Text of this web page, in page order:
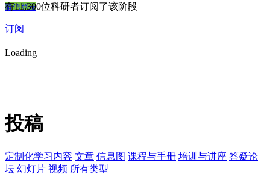
微信登录
有11,300位科研者订阅了该阶段
订阅
Loading
投稿
定制化学习内容 文章 信息图 课程与手册 培训与讲座 答疑论
坛 幻灯片 视频 所有类型